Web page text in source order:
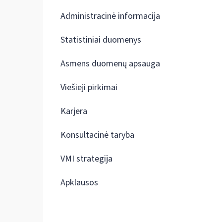
Administracinė informacija
Statistiniai duomenys
Asmens duomenų apsauga
Viešieji pirkimai
Karjera
Konsultacinė taryba
VMI strategija
Apklausos